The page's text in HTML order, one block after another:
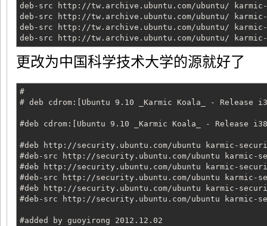
deb-src http://tw.archive.ubuntu.com/ubuntu/
deb-src http://tw.archive.ubuntu.com/ubuntu/
deb-src http://tw.archive.ubuntu.com/ubuntu/
deb-src http://tw.archive.ubuntu.com/ubuntu/
更改为中国科学技术大学的源就好了
#
# deb cdrom:[Ubuntu 9.10 _Karmic Koala_ -
#deb cdrom:[Ubuntu 9.10 _Karmic Koala_ - Release
#deb http://security.ubuntu.com/ubuntu karmic-
#deb-src http://security.ubuntu.com/ubuntu karmic-
#deb http://security.ubuntu.com/ubuntu karmic-
#deb-src http://security.ubuntu.com/ubuntu karmic-
#deb http://security.ubuntu.com/ubuntu karmic-
#deb-src http://security.ubuntu.com/ubuntu karmic-
#added by guoyirong 2012.12.02